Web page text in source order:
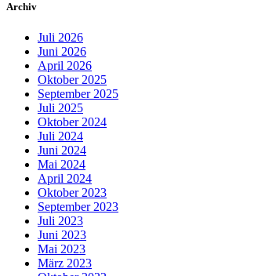
Archiv
Juli 2026
Juni 2026
April 2026
Oktober 2025
September 2025
Juli 2025
Oktober 2024
Juli 2024
Juni 2024
Mai 2024
April 2024
Oktober 2023
September 2023
Juli 2023
Juni 2023
Mai 2023
März 2023